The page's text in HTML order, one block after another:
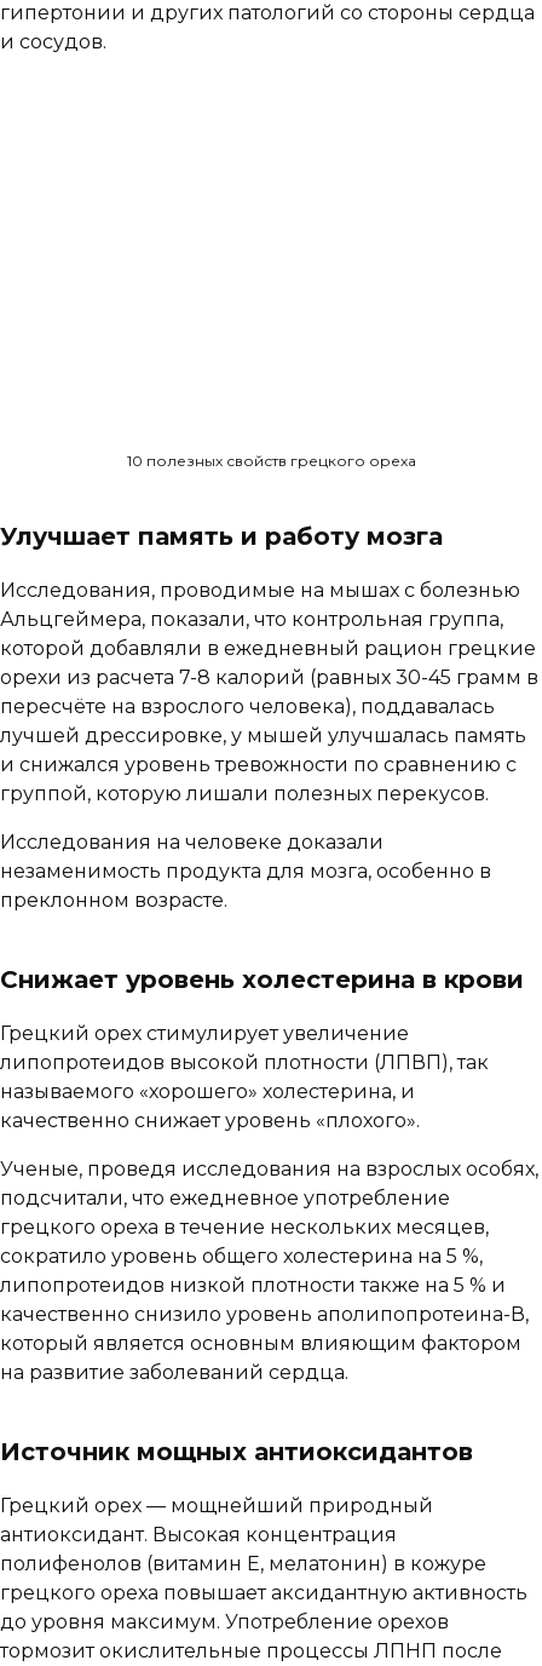
гипертонии и других патологий со стороны сердца
и сосудов.
10 полезных свойств грецкого ореха
Улучшает память и работу мозга
Исследования, проводимые на мышах с болезнью
Альцгеймера, показали, что контрольная группа,
которой добавляли в ежедневный рацион грецкие
орехи из расчета 7-8 калорий (равных 30-45 грамм в
пересчёте на взрослого человека), поддавалась
лучшей дрессировке, у мышей улучшалась память
и снижался уровень тревожности по сравнению с
группой, которую лишали полезных перекусов.
Исследования на человеке доказали
незаменимость продукта для мозга, особенно в
преклонном возрасте.
Снижает уровень холестерина в крови
Грецкий орех стимулирует увеличение
липопротеидов высокой плотности (ЛПВП), так
называемого «хорошего» холестерина, и
качественно снижает уровень «плохого».
Ученые, проведя исследования на взрослых особях,
подсчитали, что ежедневное употребление
грецкого ореха в течение нескольких месяцев,
сократило уровень общего холестерина на 5 %,
липопротеидов низкой плотности также на 5 % и
качественно снизило уровень аполипопротеина-В,
который является основным влияющим фактором
на развитие заболеваний сердца.
Источник мощных антиоксидантов
Грецкий орех — мощнейший природный
антиоксидант. Высокая концентрация
полифенолов (витамин Е, мелатонин) в кожуре
грецкого ореха повышает аксидантную активность
до уровня максимум. Употребление орехов
тормозит окислительные процессы ЛПНП после